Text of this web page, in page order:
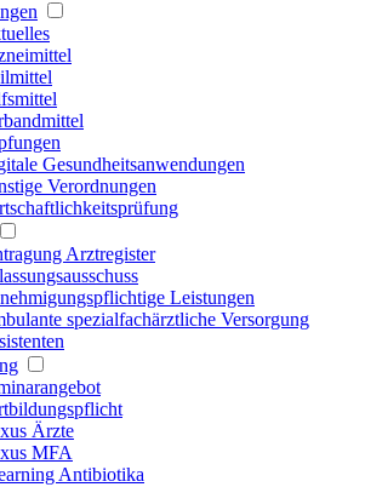
Gesundheitsanwendungen
Verordnungen
Arztregister
Leistungen
spezialfachärztliche Versorgung
Ärzte
MFA
Antibiotika